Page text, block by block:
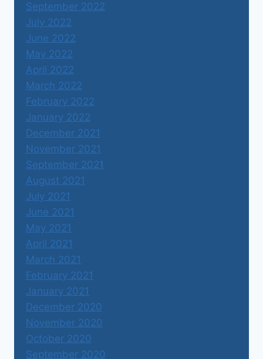
September 2022
July 2022
June 2022
May 2022
April 2022
March 2022
February 2022
January 2022
December 2021
November 2021
September 2021
August 2021
July 2021
June 2021
May 2021
April 2021
March 2021
February 2021
January 2021
December 2020
November 2020
October 2020
September 2020